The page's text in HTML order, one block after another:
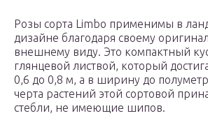
Розы сорта Limbo применимы в
дизайне благодаря своему
внешнему виду. Это компактный
глянцевой листвой, который
0,6 до 0,8 м, а в ширину до
черта растений этой сортовой
стебли, не имеющие шипов.